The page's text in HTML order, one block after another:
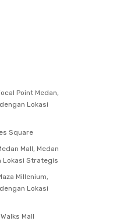
Point Medan,
Lokasi
Square
Mall, Medan
Lokasi Strategis
Millenium,
Lokasi
Mall